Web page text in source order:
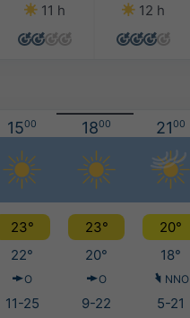
11 h
12 h
1500 1800 2100
23° 23° 20°
22° 20° 18°
O O NNO
11-25 9-22 5-21